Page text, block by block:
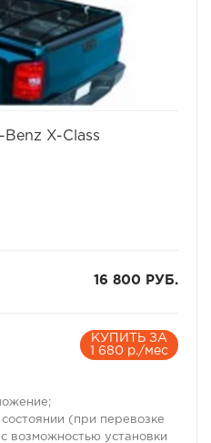
Benz X-Сlass
16 800 РУБ.
КУПИТЬ ЗА
1 680 р./мес
(при перевозке
возможностью установки